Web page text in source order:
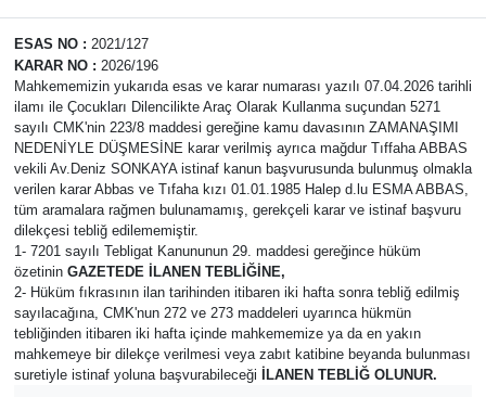
ESAS NO : 2021/127
KARAR NO : 2026/196
Mahkememizin yukarıda esas ve karar numarası yazılı 07.04.2026 tarihli
ilamı ile Çocukları Dilencilikte Araç Olarak Kullanma suçundan 5271
sayılı CMK'nin 223/8 maddesi gereğine kamu davasının ZAMANAŞIMI
NEDENİYLE DÜŞMESİNE karar verilmiş ayrıca mağdur Tıffaha ABBAS
vekili Av.Deniz SONKAYA istinaf kanun başvurusunda bulunmuş olmakla
verilen karar Abbas ve Tıfaha kızı 01.01.1985 Halep d.lu ESMA ABBAS,
tüm aramalara rağmen bulunamamış, gerekçeli karar ve istinaf başvuru
dilekçesi tebliğ edilememiştir.
1- 7201 sayılı Tebligat Kanununun 29. maddesi gereğince hüküm
özetinin GAZETEDE
İLANEN TEBLİĞİNE,
2- Hüküm fıkrasının ilan tarihinden itibaren iki hafta sonra tebliğ edilmiş
sayılacağına, CMK'nun 272 ve 273 maddeleri uyarınca hükmün
tebliğinden itibaren iki hafta içinde mahkememize ya da en yakın
mahkemeye bir dilekçe verilmesi veya zabıt katibine beyanda bulunması
suretiyle istinaf yoluna başvurabileceği
İLANEN TEBLİĞ OLUNUR.
Dünya
Eğitim
Ekonomi
Eleman
Emlak
Gündem
Son Dakika Haberleri
Haber Arşivi